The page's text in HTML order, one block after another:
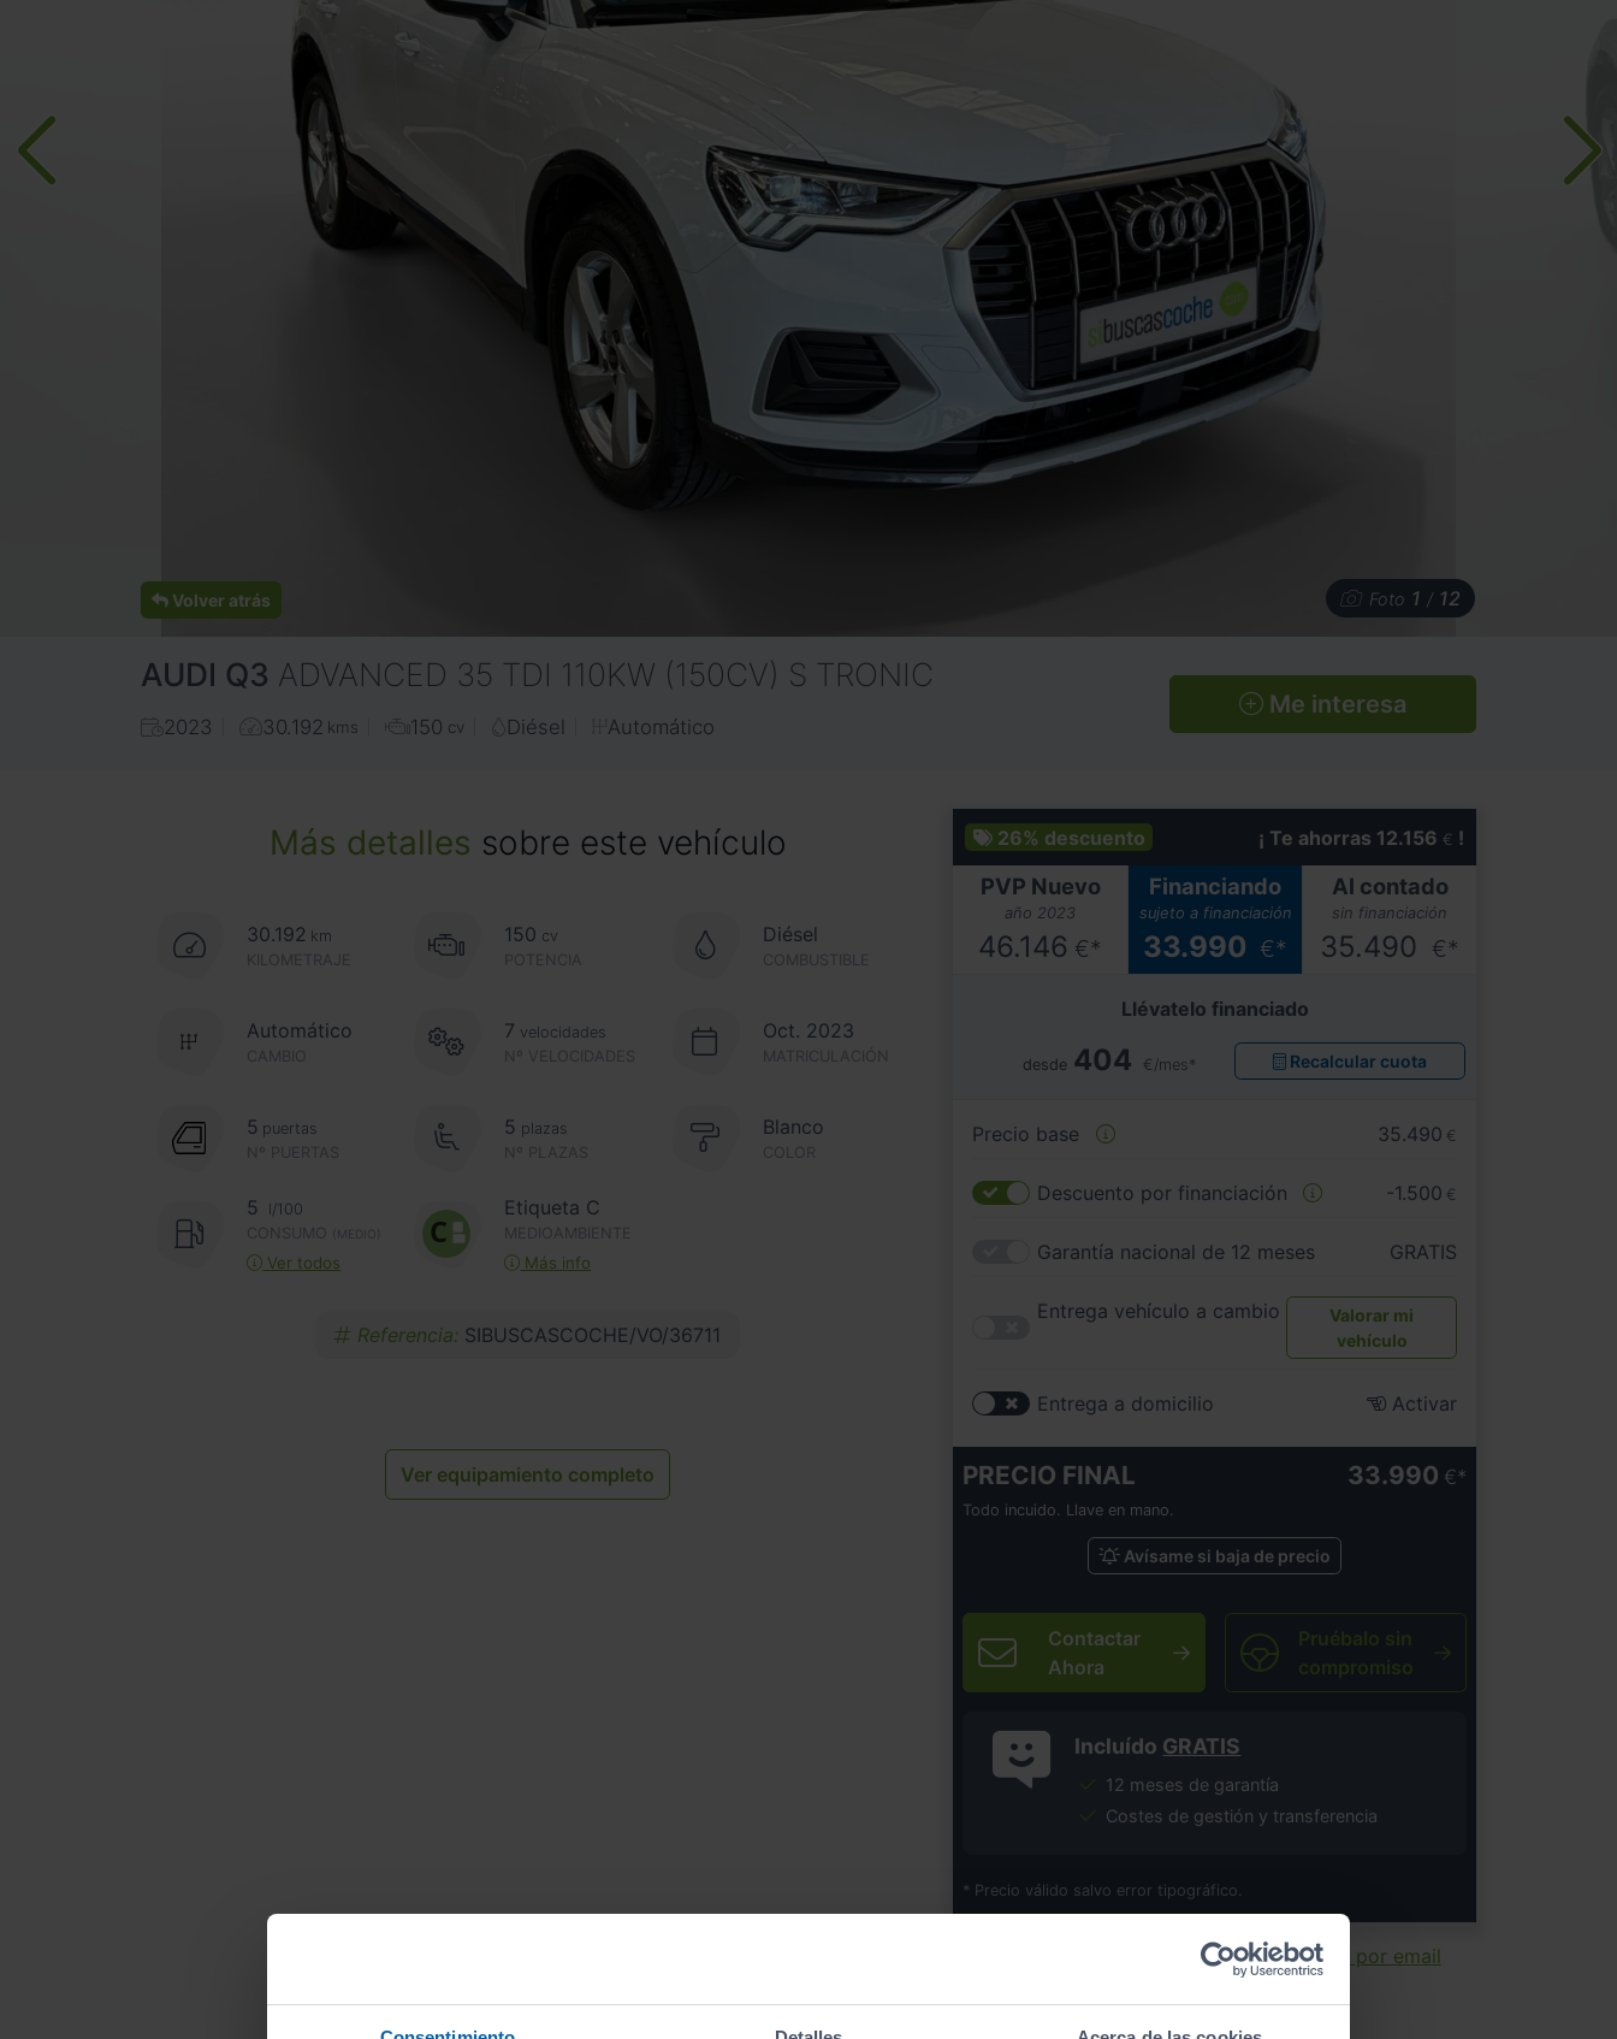
Volver atrás Foto 1 / 12
AUDI Q3 ADVANCED 35 TDI 110KW (150CV) S TRONIC
2023 30.192 kms 150 cv Diésel Automático
Me interesa
Más detalles sobre este vehículo
30.192 km
KILOMETRAJE
150 cv
POTENCIA
Diésel
COMBUSTIBLE
CAMBIO
Automático
Nº VELOCIDADES
7 velocidades Oct. 2023
MATRICULACIÓN
Nº PUERTAS
5 puertas
Nº PLAZAS
5 plazas Blanco
COLOR
5
l/100
CONSUMO
(MEDIO)
Ver todos
Etiqueta C
MEDIOAMBIENTE
Más info
Referencia: SIBUSCASCOCHE/VO/36711
Ver equipamiento completo
26% descuento ¡ Te ahorras 12.156 € !
PVP Nuevo
año 2023
46.146 €*
Financiando
sujeto a financiación
33.990 €*
Al contado
sin financiación
35.490 €*
Llévatelo financiado
desde 404 €/mes* Recalcular cuota
Precio base 35.490 €
Descuento por financiación -1.500 €
Garantía nacional de 12 meses GRATIS
Entrega vehículo a cambio
Valorar mi
vehículo
Entrega a domicilio Activar
PRECIO FINAL 33.990 €
Todo incuido. Llave en mano.
Avísame si baja de precio
Contactar
Ahora
Pruébalo sin
compromiso
Incluído GRATIS
12 meses de garantía
Costes de gestión y transferencia
* Precio válido salvo error tipográfico.
Enviar por email